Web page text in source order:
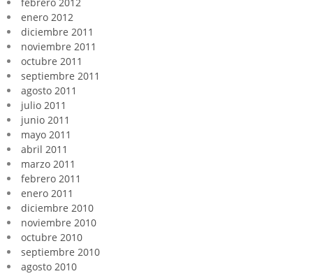
febrero 2012
enero 2012
diciembre 2011
noviembre 2011
octubre 2011
septiembre 2011
agosto 2011
julio 2011
junio 2011
mayo 2011
abril 2011
marzo 2011
febrero 2011
enero 2011
diciembre 2010
noviembre 2010
octubre 2010
septiembre 2010
agosto 2010